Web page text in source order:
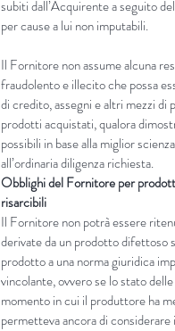
subiti dall’Acquirente a seguito
per cause a lui non imputabili.
Il Fornitore non assume alcuna
fraudolento e illecito che possa
di credito, assegni e altri mezzi di
prodotti acquistati, qualora
possibili in base alla miglior
all’ordinaria diligenza richiesta.
Obblighi del Fornitore per
risarcibili
Il Fornitore non potrà essere
derivate da un prodotto difettoso
prodotto a una norma giuridica
vincolante, ovvero se lo stato
momento in cui il produttore ha
permetteva ancora di